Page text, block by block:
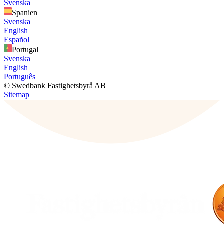
Svenska
Spanien
Svenska
English
Español
Portugal
Svenska
English
Português
© Swedbank Fastighetsbyrå AB
Sitemap